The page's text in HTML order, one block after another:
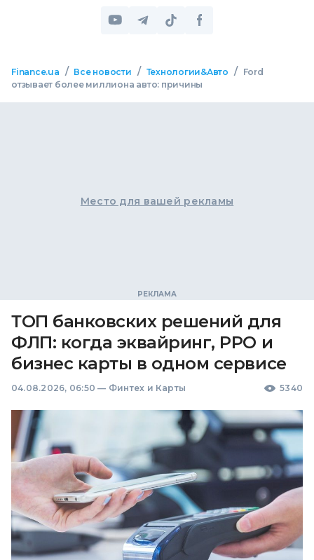
Finance.ua / Все новости / Технологии&Авто /
Ford
отзывает более миллиона авто: причины
Место для вашей рекламы
ТОП банковских решений для
ФЛП: когда эквайринг, РРО и
бизнес карты в одном сервисе
04.08.2026, 06:50 — Финтех и Карты 5340